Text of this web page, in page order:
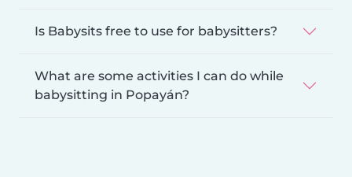
Is Babysits free to use for babysitters?
What are some activities I can do while
babysitting in Popayán?